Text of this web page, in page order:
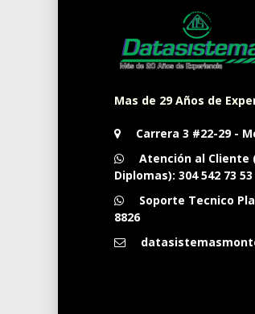
Mas de 29 Años de
Carrera 3 #22-29 -
Atención al Cliente
Diplomas): 304 542 73 53
Soporte Tecnico
8826